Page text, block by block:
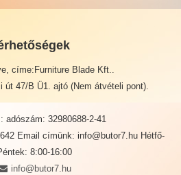
címe:Furniture Blade Kft..
út 47/B Ü1. ajtó (Nem átvételi pont).
adószám: 32980688-2-41
Email címünk: info@butor7.hu Hétfő-
8:00-16:00
info@butor7.hu